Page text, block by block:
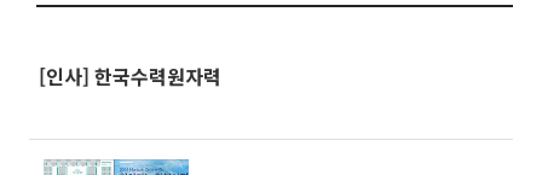
[인사] 한국수력원자력